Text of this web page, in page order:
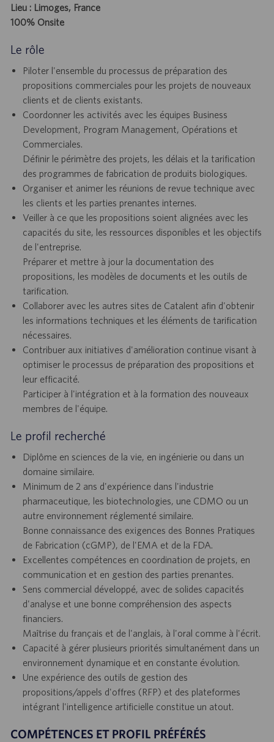
Lieu : Limoges, France
100% Onsite
Le rôle
Piloter l'ensemble du processus de préparation des
propositions commerciales pour les projets de nouveaux
clients et de clients existants.
Coordonner les activités avec les équipes Business
Development, Program Management, Opérations et
Commerciales.
Définir le périmètre des projets, les délais et la tarification
des programmes de fabrication de produits biologiques.
Organiser et animer les réunions de revue technique avec
les clients et les parties prenantes internes.
Veiller à ce que les propositions soient alignées avec les
capacités du site, les ressources disponibles et les objectifs
de l'entreprise.
Préparer et mettre à jour la documentation des
propositions, les modèles de documents et les outils de
tarification.
Collaborer avec les autres sites de Catalent afin d'obtenir
les informations techniques et les éléments de tarification
nécessaires.
Contribuer aux initiatives d'amélioration continue visant à
optimiser le processus de préparation des propositions et
leur efficacité.
Participer à l'intégration et à la formation des nouveaux
membres de l'équipe.
Le profil recherché
Diplôme en sciences de la vie, en ingénierie ou dans un
domaine similaire.
Minimum de 2 ans d'expérience dans l'industrie
pharmaceutique, les biotechnologies, une CDMO ou un
autre environnement réglementé similaire.
Bonne connaissance des exigences des Bonnes Pratiques
de Fabrication (cGMP), de l'EMA et de la FDA.
Excellentes compétences en coordination de projets, en
communication et en gestion des parties prenantes.
Sens commercial développé, avec de solides capacités
d'analyse et une bonne compréhension des aspects
financiers.
Maîtrise du français et de l'anglais, à l'oral comme à l'écrit.
Capacité à gérer plusieurs priorités simultanément dans un
environnement dynamique et en constante évolution.
Une expérience des outils de gestion des
propositions/appels d'offres (RFP) et des plateformes
intégrant l'intelligence artificielle constitue un atout.
COMPÉTENCES ET PROFIL PRÉFÉRÉS